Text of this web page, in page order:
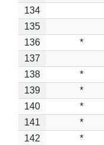
134
135
136
*
137
138
*
139
*
140
*
141
*
142
*